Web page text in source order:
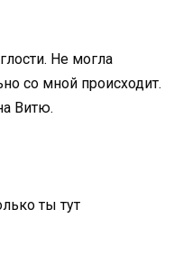
Не могла
со мной происходит.
Витю.
ты тут